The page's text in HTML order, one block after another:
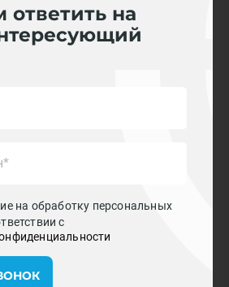
на
на обработку персональных
с